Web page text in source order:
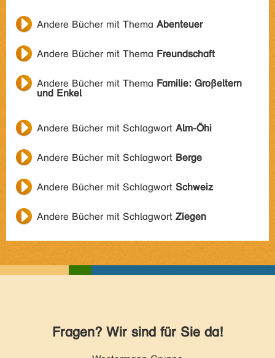
Andere Bücher mit Thema Abenteuer
Andere Bücher mit Thema Freundschaft
Andere Bücher mit Thema Familie: Großeltern
und Enkel
Andere Bücher mit Schlagwort Alm-Öhi
Andere Bücher mit Schlagwort Berge
Andere Bücher mit Schlagwort Schweiz
Andere Bücher mit Schlagwort Ziegen